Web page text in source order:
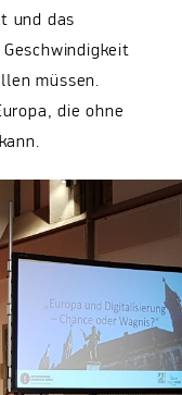
und das
müssen.
die ohne